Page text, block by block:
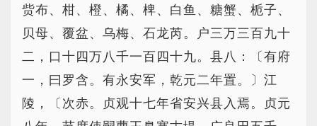
赀布、柑、橙、橘、椑、白鱼、糖蟹、栀子、
贝母、覆盆、乌梅、石龙芮。户三万三百九十
二，口十四万八千一百四十九。县八：〔有府
一，曰罗含。有永安军，乾元二年置。〕江
陵，〔次赤。贞观十七年省安兴县入焉。贞元